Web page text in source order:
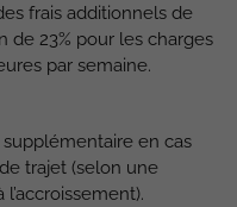
frais additionnels de
de 23% pour les charges
par semaine.
en cas
trajet (selon une